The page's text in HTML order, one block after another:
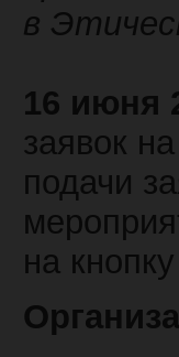
в
16 июня
заявок
подачи
на